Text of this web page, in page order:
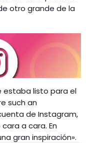
otro grande de la
estaba listo para el
such an
de Instagram,
a cara. En
gran inspiración».